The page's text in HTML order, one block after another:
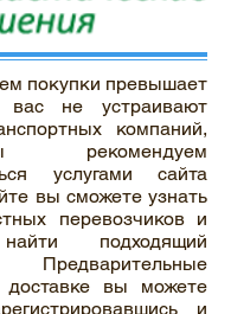
покупки превышает
не устраивают
компаний,
услугами сайта
вы сможете узнать
перевозчиков и
подходящий
Предварительные
доставке вы можете
и